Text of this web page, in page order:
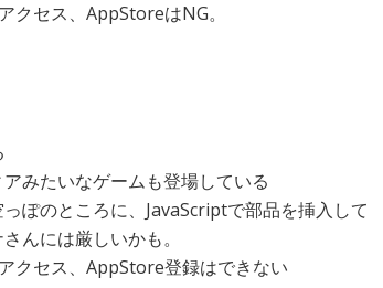
クセス、AppStoreはNG。
みたいなゲームも登場している
ぽのところに、JavaScriptで部品を挿入して
んには厳しいかも。
クセス、AppStore登録はできない